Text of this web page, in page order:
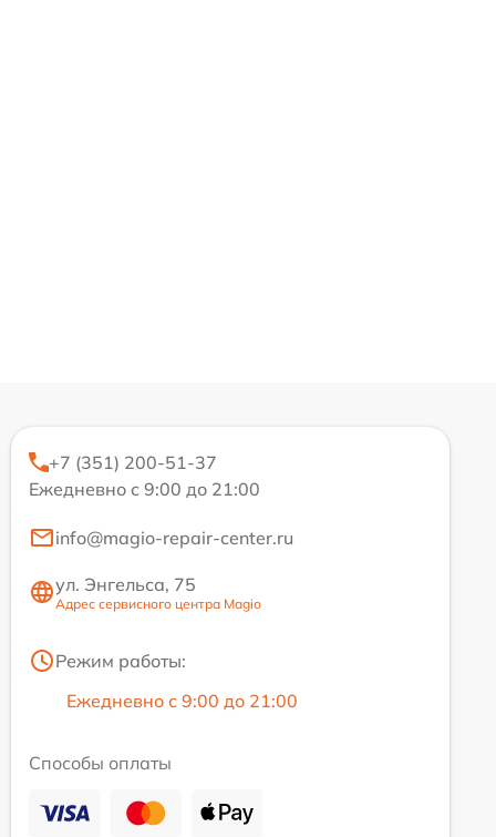
+7 (351) 200-51-37
Ежедневно с 9:00 до 21:00
info@magio-repair-center.ru
ул. Энгельса, 75
Адрес сервисного центра Magio
Режим работы:
Ежедневно с 9:00 до 21:00
Способы оплаты